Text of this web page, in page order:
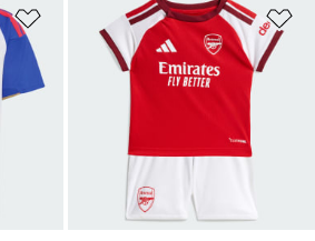
Lägg till på önskelistan